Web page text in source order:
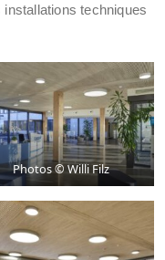
techniques
Photos © Willi Filz